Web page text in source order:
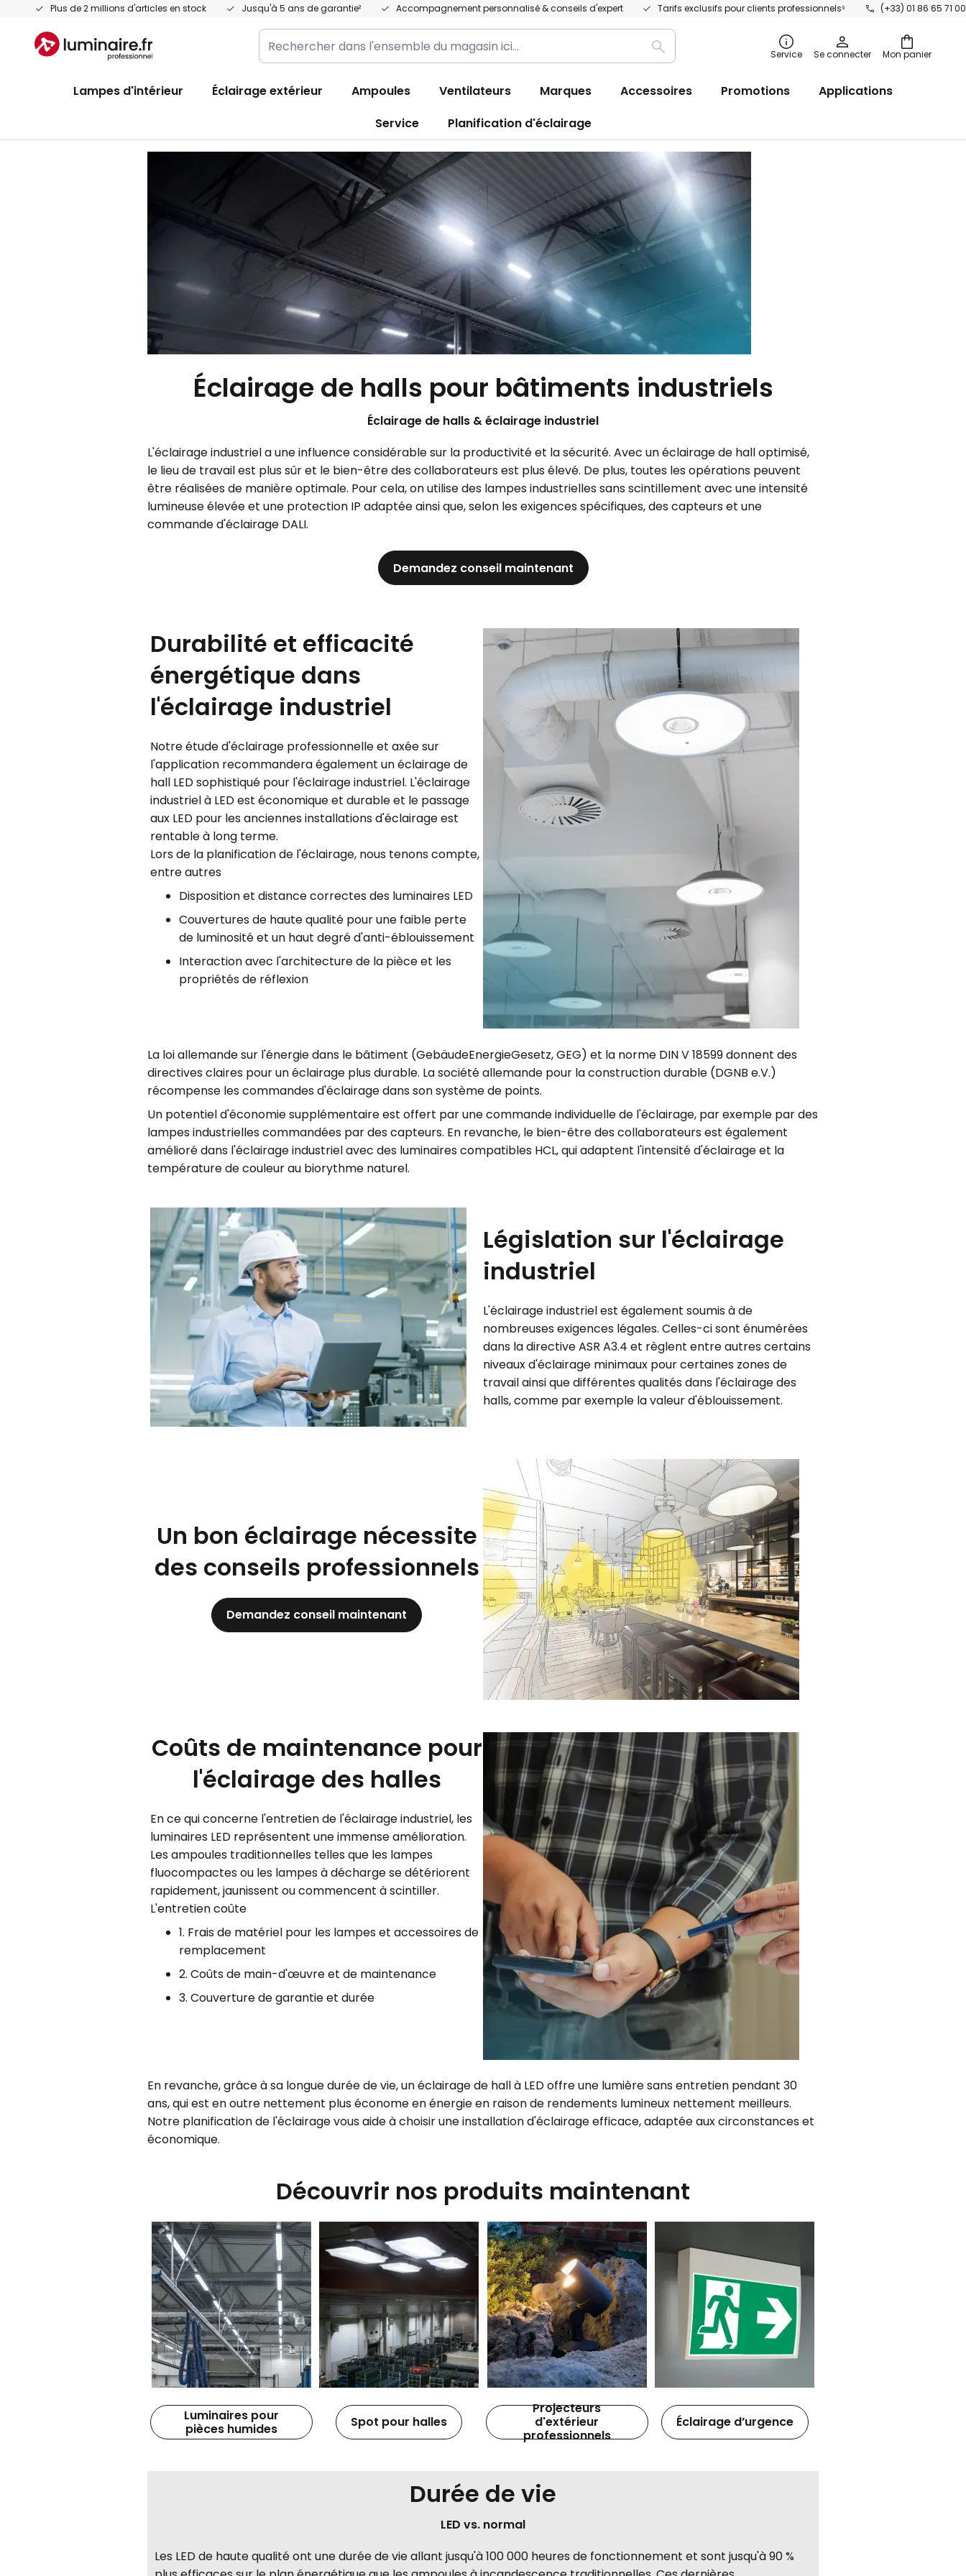
Plus de 2 millions d'articles en stock Jusqu'à 5 ans de garantie² Accompagnement personnalisé & conseils d'expert Tarifs exclusifs pour clients professionnels⁵ (+33) 01 86 65 71 00
Allez
contenu
Mon panier
Rechercher
dans
du
Recherche Service Se connecter
Lampes d'intérieur Éclairage extérieur Ampoules Ventilateurs Marques Accessoires Promotions
Applications
Service
Planification d'éclairage
Éclairage de halls pour bâtiments industriels
Éclairage de halls & éclairage industriel
L'éclairage industriel a une influence considérable sur la productivité et la sécurité. Avec un éclairage de hall optimisé,
le lieu de travail est plus sûr et le bien-être des collaborateurs est plus élevé. De plus, toutes les opérations peuvent
être réalisées de manière optimale. Pour cela, on utilise des lampes industrielles sans scintillement avec une intensité
lumineuse élevée et une protection IP adaptée ainsi que, selon les exigences spécifiques, des capteurs et une
commande d'éclairage DALI.
Demandez conseil maintenant
Durabilité et efficacité
énergétique dans
l'éclairage industriel
Notre étude d'éclairage professionnelle et axée sur
l'application recommandera également un éclairage de
hall LED sophistiqué pour l'éclairage industriel. L'éclairage
industriel à LED est économique et durable et le passage
aux LED pour les anciennes installations d'éclairage est
rentable à long terme.
Lors de la planification de l'éclairage, nous tenons compte,
entre autres
Disposition et distance correctes des luminaires LED
Couvertures de haute qualité pour une faible perte
de luminosité et un haut degré d'anti-éblouissement
Interaction avec l'architecture de la pièce et les
propriétés de réflexion
La loi allemande sur l'énergie dans le bâtiment (GebäudeEnergieGesetz, GEG) et la norme DIN V 18599 donnent des
directives claires pour un éclairage plus durable. La société allemande pour la construction durable (DGNB e.V.)
récompense les commandes d'éclairage dans son système de points.
Un potentiel d'économie supplémentaire est offert par une commande individuelle de l'éclairage, par exemple par des
lampes industrielles commandées par des capteurs. En revanche, le bien-être des collaborateurs est également
amélioré dans l'éclairage industriel avec des luminaires compatibles HCL, qui adaptent l'intensité d'éclairage et la
température de couleur au biorythme naturel.
Législation sur l'éclairage
industriel
L'éclairage industriel est également soumis à de
nombreuses exigences légales. Celles-ci sont énumérées
dans la directive ASR A3.4 et règlent entre autres certains
niveaux d'éclairage minimaux pour certaines zones de
travail ainsi que différentes qualités dans l'éclairage des
halls, comme par exemple la valeur d'éblouissement.
Un bon éclairage nécessite
des conseils professionnels
Demandez conseil maintenant
Coûts de maintenance pour
l'éclairage des halles
En ce qui concerne l'entretien de l'éclairage industriel, les
luminaires LED représentent une immense amélioration.
Les ampoules traditionnelles telles que les lampes
fluocompactes ou les lampes à décharge se détériorent
rapidement, jaunissent ou commencent à scintiller.
L'entretien coûte
1. Frais de matériel pour les lampes et accessoires de
remplacement
2. Coûts de main-d'œuvre et de maintenance
3. Couverture de garantie et durée
En revanche, grâce à sa longue durée de vie, un éclairage de hall à LED offre une lumière sans entretien pendant 30
ans, qui est en outre nettement plus économe en énergie en raison de rendements lumineux nettement meilleurs.
Notre planification de l'éclairage vous aide à choisir une installation d'éclairage efficace, adaptée aux circonstances et
économique.
Découvrir nos produits maintenant
Luminaires pour
pièces humides
Spot pour halles
Projecteurs
d'extérieur
professionnels
Éclairage d’urgence
Durée de vie
LED vs. normal
Les LED de haute qualité ont une durée de vie allant jusqu'à 100 000 heures de fonctionnement et sont jusqu'à 90 %